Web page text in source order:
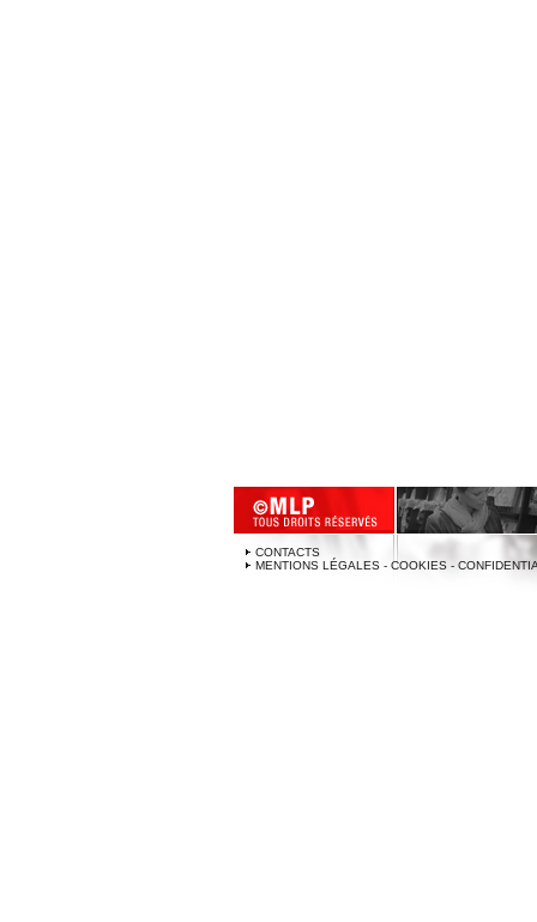
CONTACTS
MENTIONS LÉGALES - COOKIES -